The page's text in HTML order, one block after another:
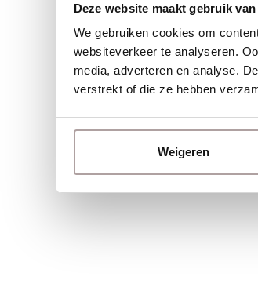
Deze website maakt gebruik
We gebruiken cookies om
websiteverkeer te analyseren.
media, adverteren en analyse.
verstrekt of die ze hebben
Weigeren